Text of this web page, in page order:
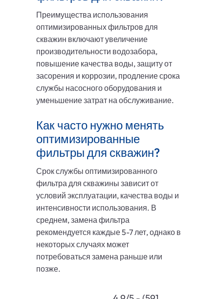
Преимущества использования
оптимизированных фильтров для
скважин включают увеличение
производительности водозабора,
повышение качества воды, защиту от
засорения и коррозии, продление срока
службы насосного оборудования и
уменьшение затрат на обслуживание.
Как часто нужно менять
оптимизированные
фильтры для скважин?
Срок службы оптимизированного
фильтра для скважины зависит от
условий эксплуатации, качества воды и
интенсивности использования. В
среднем, замена фильтра
рекомендуется каждые 5-7 лет, однако в
некоторых случаях может
потребоваться замена раньше или
позже.